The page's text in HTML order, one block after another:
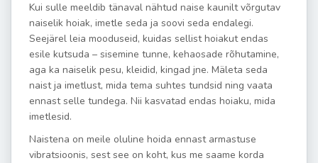
Kui sulle meeldib tänaval nähtud naise kaunilt võrgutav
naiselik hoiak, imetle seda ja soovi seda endalegi.
Seejärel leia mooduseid, kuidas sellist hoiakut endas
esile kutsuda – sisemine tunne, kehaosade rõhutamine,
aga ka naiselik pesu, kleidid, kingad jne. Mäleta seda
naist ja imetlust, mida tema suhtes tundsid ning vaata
ennast selle tundega. Nii kasvatad endas hoiaku, mida
imetlesid.
Naistena on meile oluline hoida ennast armastuse
vibratsioonis, sest see on koht, kus me saame korda